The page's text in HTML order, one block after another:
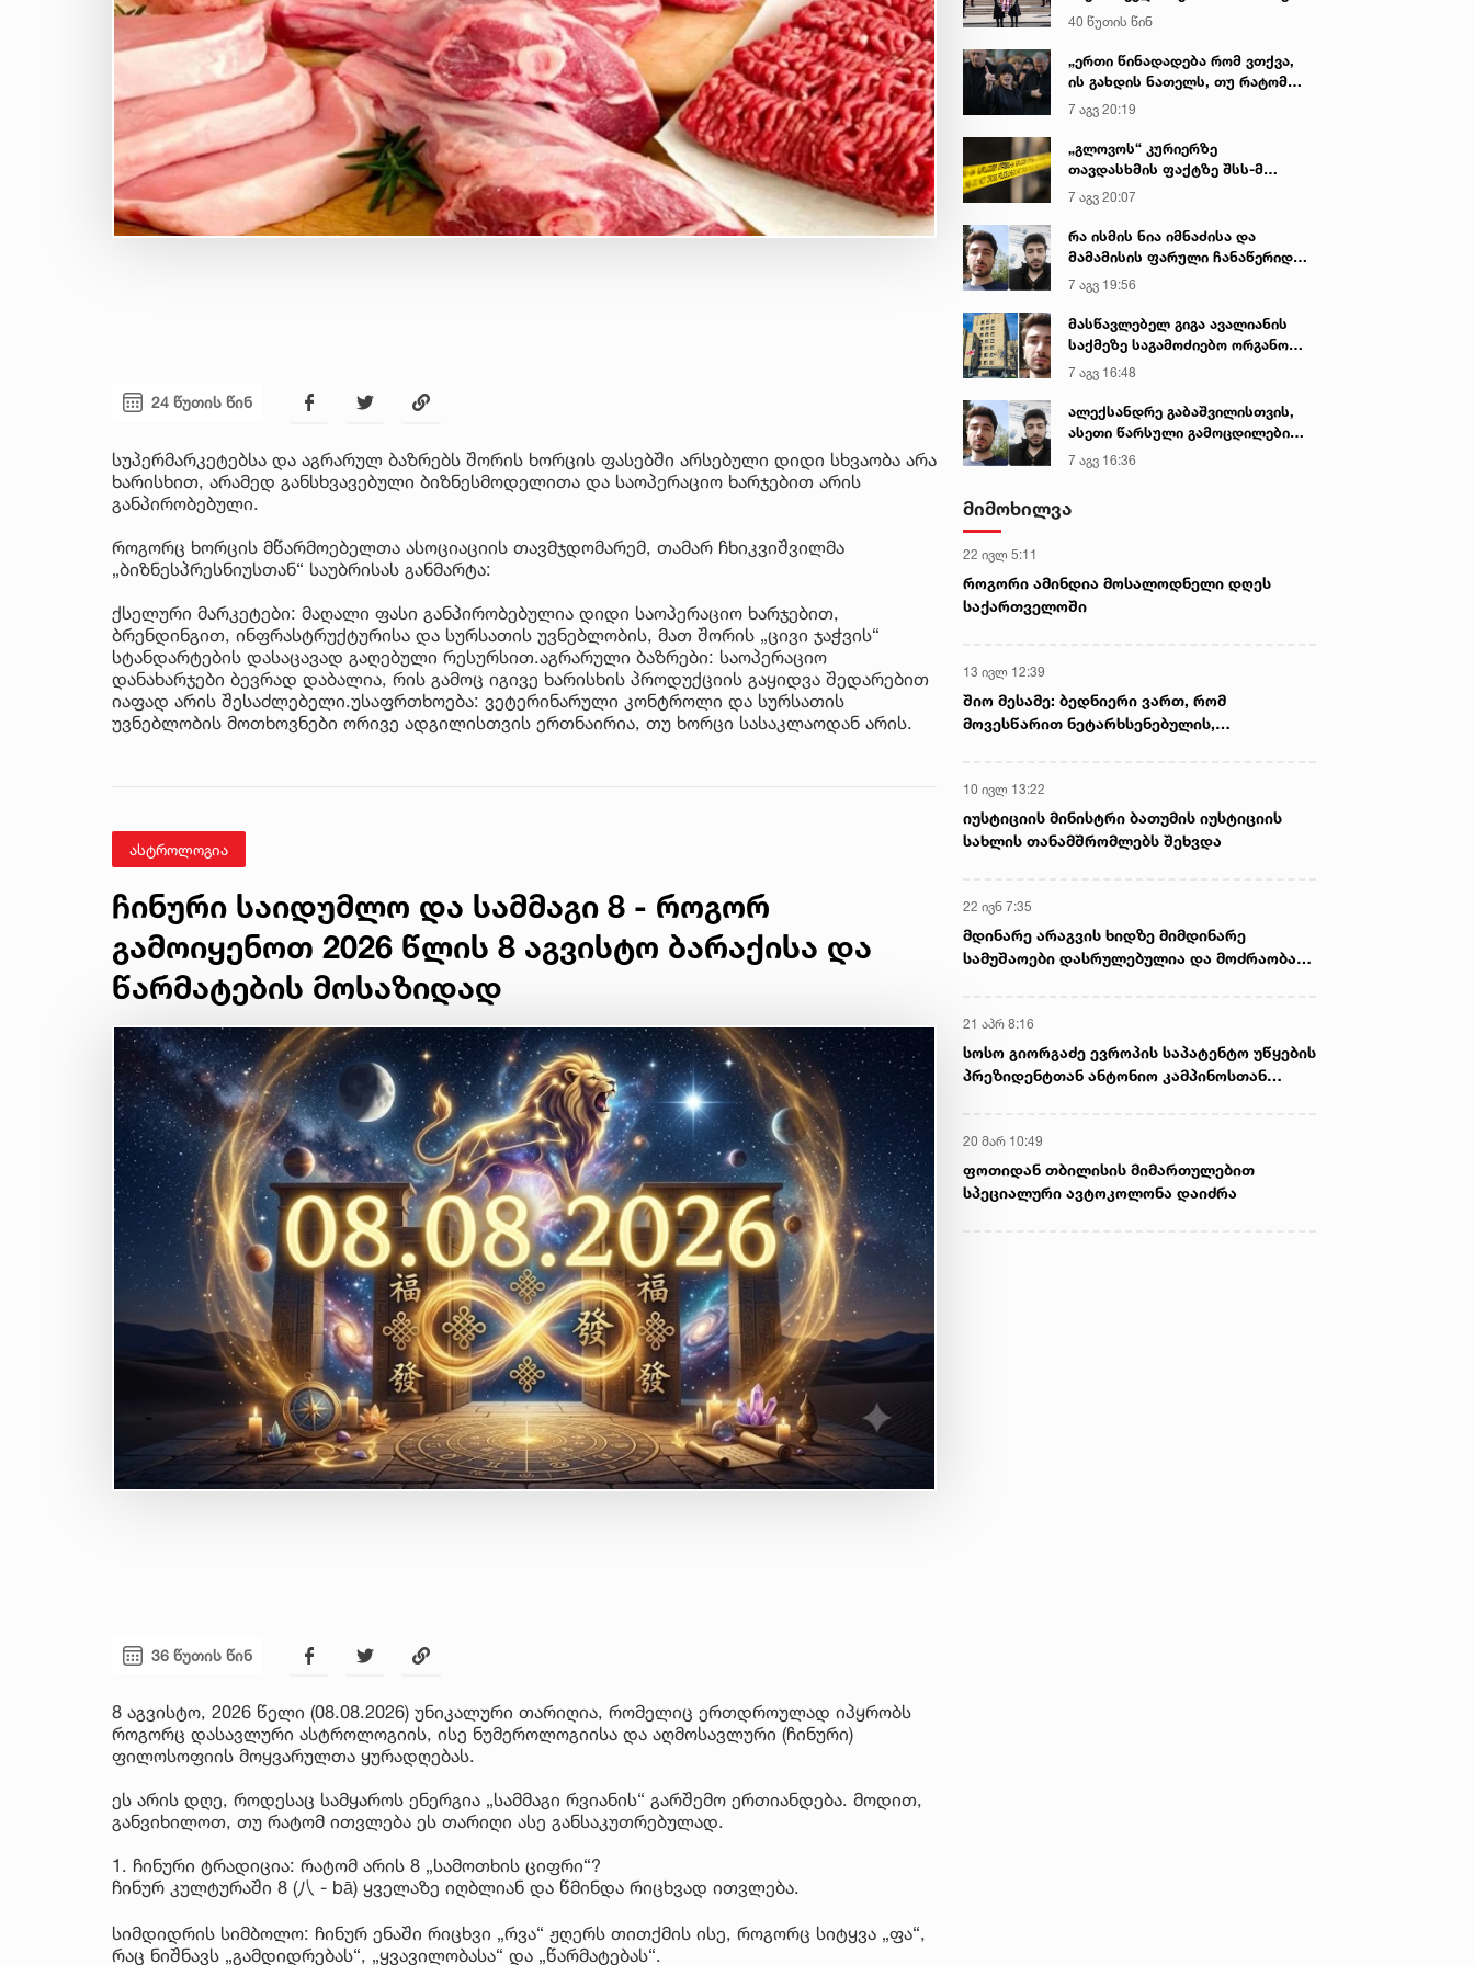
24 წუთის წინ
სუპერმარკეტებსა და აგრარულ ბაზრებს შორის ხორცის ფასებში არსებული დიდი სხვაობა არა
ხარისხით, არამედ განსხვავებული ბიზნესმოდელითა და საოპერაციო ხარჯებით არის
განპირობებული.
როგორც ხორცის მწარმოებელთა ასოციაციის თავმჯდომარემ, თამარ ჩხიკვიშვილმა
„ბიზნესპრესნიუსთან“ საუბრისას განმარტა:
ქსელური მარკეტები: მაღალი ფასი განპირობებულია დიდი საოპერაციო ხარჯებით,
ბრენდინგით, ინფრასტრუქტურისა და სურსათის უვნებლობის, მათ შორის „ცივი ჯაჭვის“
სტანდარტების დასაცავად გაღებული რესურსით.აგრარული ბაზრები: საოპერაციო
დანახარჯები ბევრად დაბალია, რის გამოც იგივე ხარისხის პროდუქციის გაყიდვა შედარებით
იაფად არის შესაძლებელი.უსაფრთხოება: ვეტერინარული კონტროლი და სურსათის
უვნებლობის მოთხოვნები ორივე ადგილისთვის ერთნაირია, თუ ხორცი სასაკლაოდან არის.
ასტროლოგია
ჩინური საიდუმლო და სამმაგი 8 - როგორ
გამოიყენოთ 2026 წლის 8 აგვისტო ბარაქისა და
წარმატების მოსაზიდად
36 წუთის წინ
8 აგვისტო, 2026 წელი (08.08.2026) უნიკალური თარიღია, რომელიც ერთდროულად იპყრობს
როგორც დასავლური ასტროლოგიის, ისე ნუმეროლოგიისა და აღმოსავლური (ჩინური)
ფილოსოფიის მოყვარულთა ყურადღებას.
ეს არის დღე, როდესაც სამყაროს ენერგია „სამმაგი რვიანის“ გარშემო ერთიანდება. მოდით,
განვიხილოთ, თუ რატომ ითვლება ეს თარიღი ასე განსაკუთრებულად.
1. ჩინური ტრადიცია: რატომ არის 8 „სამოთხის ციფრი“?
ჩინურ კულტურაში 8 (八 - bā) ყველაზე იღბლიან და წმინდა რიცხვად ითვლება.
სიმდიდრის სიმბოლო: ჩინურ ენაში რიცხვი „რვა“ ჟღერს თითქმის ისე, როგორც სიტყვა „ფა“,
რაც ნიშნავს „გამდიდრებას“, „ყვავილობასა“ და „წარმატებას“.
დაღუპული პოლიციელების
ხსოვნას პატივი მიაგო
40 წუთის წინ
„ერთი წინადადება რომ ვთქვა,
ის გახდის ნათელს, თუ რატომ
იყო ნია იმნაძე წამქეზებელი...“ -
გიგა ავალიანის დედა
7 აგვ 20:19
„გლოვოს“ კურიერზე
თავდასხმის ფაქტზე შსს-მ
გამოძიება დაიწყო
7 აგვ 20:07
რა ისმის ნია იმნაძისა და
მამამისის ფარული ჩანაწერიდან
- გიგა ავალიანის მკვლელობის
საქმე
7 აგვ 19:56
მასწავლებელ გიგა ავალიანის
საქმეზე საგამოძიებო ორგანო
დაკავებულ არასრულწლოვნებს -
ნია იმნაძესა და ანასტასია
ბერუაშვილს 30 დღის
განმავლობაში ფარულად
7 აგვ 16:48
ალექსანდრე გაბაშვილისთვის,
ასეთი წარსული გამოცდილების
ადამიანისთვის ინფორმაციის
მიწოდება, რომ მასწავლებელი
ფაქტობრივად, წაქეზება იყო -
7 აგვ 16:36
მიმოხილვა
22 ივლ 5:11
როგორი ამინდია მოსალოდნელი დღეს
საქართველოში
13 ივლ 12:39
შიო მესამე: ბედნიერი ვართ, რომ
მოვესწარით ნეტარხსენებულის,
10 ივლ 13:22
იუსტიციის მინისტრი ბათუმის იუსტიციის
სახლის თანამშრომლებს შეხვდა
22 ივნ 7:35
მდინარე არაგვის ხიდზე მიმდინარე
სამუშაოები დასრულებულია და მოძრაობა
21 აპრ 8:16
სოსო გიორგაძე ევროპის საპატენტო უწყების
პრეზიდენტთან ანტონიო კამპინოსთან
20 მარ 10:49
ფოთიდან თბილისის მიმართულებით
სპეციალური ავტოკოლონა დაიძრა